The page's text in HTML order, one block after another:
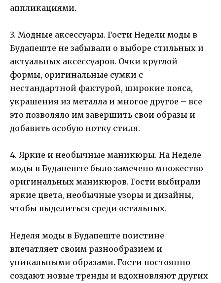
аппликациями.
3. Модные аксессуары. Гости Недели моды в
Будапеште не забывали о выборе стильных и
актуальных аксессуаров. Очки круглой
формы, оригинальные сумки с
нестандартной фактурой, широкие пояса,
украшения из металла и многое другое – все
это позволяло им завершить свои образы и
добавить особую нотку стиля.
4. Яркие и необычные маникюры. На Неделе
моды в Будапеште было замечено множество
оригинальных маникюров. Гости выбирали
яркие цвета, необычные узоры и дизайны,
чтобы выделиться среди остальных.
Неделя моды в Будапеште поистине
впечатляет своим разнообразием и
уникальными образами. Гости постоянно
создают новые тренды и вдохновляют других